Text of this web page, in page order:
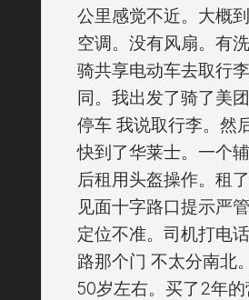
公里感觉不近。大概
空调。没有风扇。有
骑共享电动车去取行
同。我出发了骑了美
停车 我说取行李。然
快到了华莱士。一个
后租用头盔操作。租
见面十字路口提示严
定位不准。司机打电
路那个门 不太分南北
50岁左右。买了2年